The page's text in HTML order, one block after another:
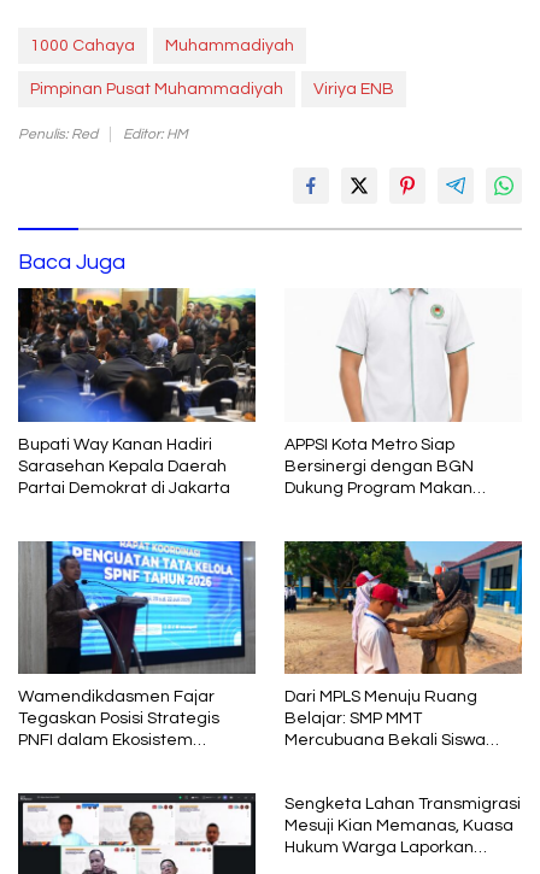
1000 Cahaya Muhammadiyah
Pimpinan Pusat Muhammadiyah Viriya ENB
Penulis: Red Editor: HM
Baca Juga
Bupati Way Kanan Hadiri
Sarasehan Kepala Daerah
Partai Demokrat di Jakarta
APPSI Kota Metro Siap
Bersinergi dengan BGN
Dukung Program Makan
Wamendikdasmen Fajar
Tegaskan Posisi Strategis
PNFI dalam Ekosistem
Dari MPLS Menuju Ruang
Belajar: SMP MMT
Mercubuana Bekali Siswa
Sengketa Lahan Transmigrasi
Mesuji Kian Memanas, Kuasa
Hukum Warga Laporkan